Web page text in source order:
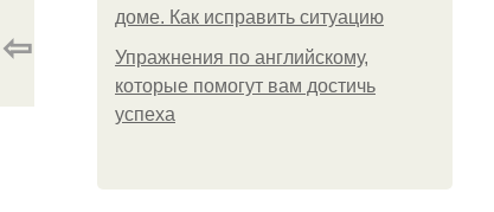
доме. Как исправить ситуацию
Упражнения по английскому,
которые помогут вам достичь
успеха
⇦